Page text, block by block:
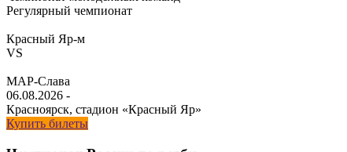
Регулярный чемпионат
Красный Яр-м
VS
МАР-Слава
06.08.2026 -
Красноярск, стадион «Красный Яр»
Купить билеты